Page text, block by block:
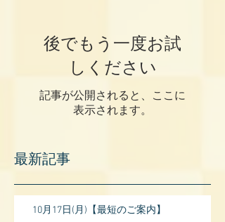
後でもう一度お試
しください
記事が公開されると、ここに
表示されます。
最新記事
10月17日(月)【最短のご案内】